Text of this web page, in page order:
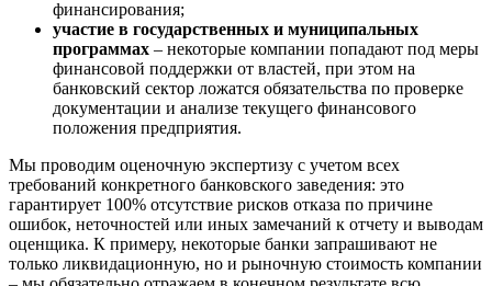
финансирования;
участие в государственных и муниципальных
программах – некоторые компании попадают под меры
финансовой поддержки от властей, при этом на
банковский сектор ложатся обязательства по проверке
документации и анализе текущего финансового
положения предприятия.
Мы проводим оценочную экспертизу с учетом всех
требований конкретного банковского заведения: это
гарантирует 100% отсутствие рисков отказа по причине
ошибок, неточностей или иных замечаний к отчету и выводам
оценщика. К примеру, некоторые банки запрашивают не
только ликвидационную, но и рыночную стоимость компании
Верещагино
Верхний Уфалей
Верхняя Пышма
Верхняя Салда
Владикавказ
Владимир
Волгоград
Волгодонск
Волжск